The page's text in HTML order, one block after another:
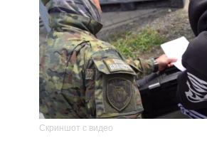
Скриншот с видео